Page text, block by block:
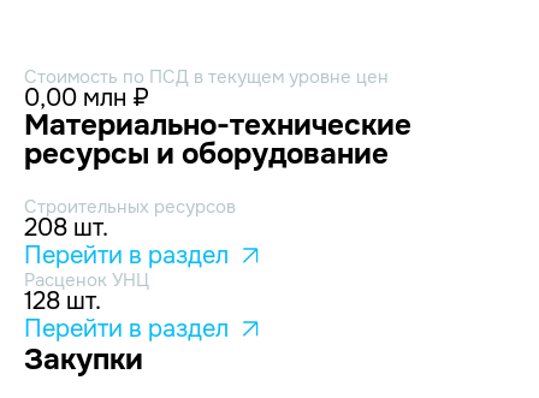
Стоимость по ПСД в текущем уровне цен
0,00 млн ₽
Материально-технические
ресурсы и оборудование
Строительных ресурсов
208 шт.
Перейти в раздел
Расценок УНЦ
128 шт.
Перейти в раздел
Закупки